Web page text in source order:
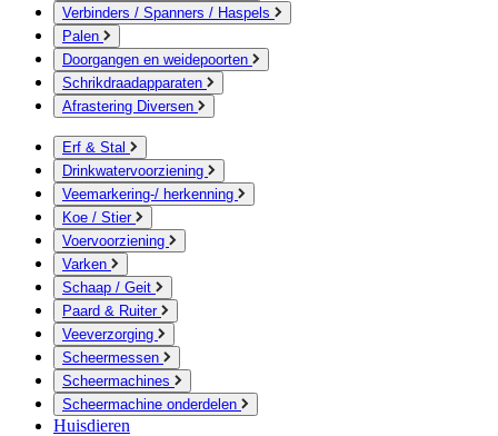
Verbinders / Spanners / Haspels
Palen
Doorgangen en weidepoorten
Schrikdraadapparaten
Afrastering Diversen
Erf & Stal
Drinkwatervoorziening
Veemarkering-/ herkenning
Koe / Stier
Voervoorziening
Varken
Schaap / Geit
Paard & Ruiter
Veeverzorging
Scheermessen
Scheermachines
Scheermachine onderdelen
Huisdieren